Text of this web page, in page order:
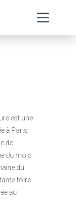
est une
à Paris
de
du mois
du
foire
au